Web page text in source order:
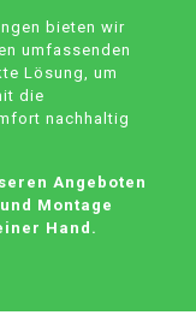
bieten wir
umfassenden
Lösung, um
die
nachhaltig
Angeboten
Montage
Hand.